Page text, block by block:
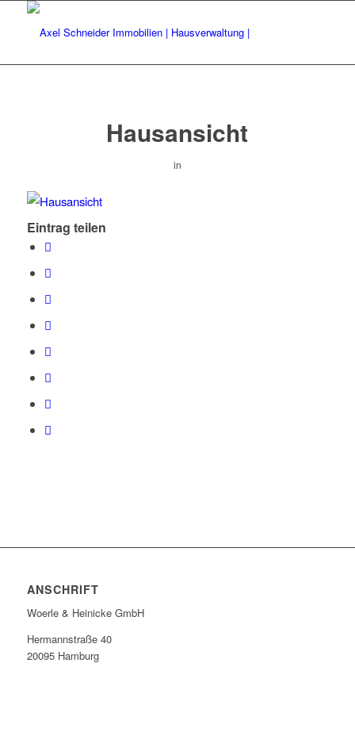
Hausansicht
in
Eintrag teilen
ANSCHRIFT
Woerle & Heinicke GmbH
Hermannstraße 40
20095 Hamburg